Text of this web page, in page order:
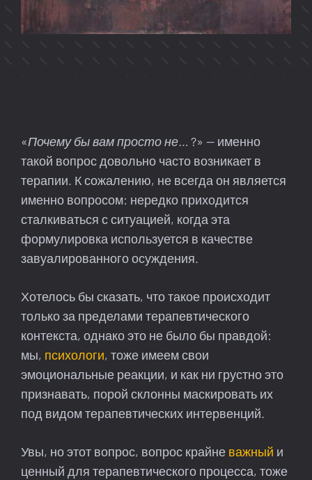
«Почему бы вам просто не… ?» — именно
такой вопрос довольно часто возникает в
терапии. К сожалению, не всегда он является
именно вопросом: нередко приходится
сталкиваться с ситуацией, когда эта
формулировка используется в качестве
завуалированного осуждения.
Хотелось бы сказать, что такое происходит
только за пределами терапевтического
контекста, однако это не было бы правдой:
мы, психологи, тоже имеем свои
эмоциональные реакции, и как ни грустно это
признавать, порой склонны маскировать их
под видом терапевтических интервенций.
Увы, но этот вопрос, вопрос крайне важный и
ценный для терапевтического процесса, тоже